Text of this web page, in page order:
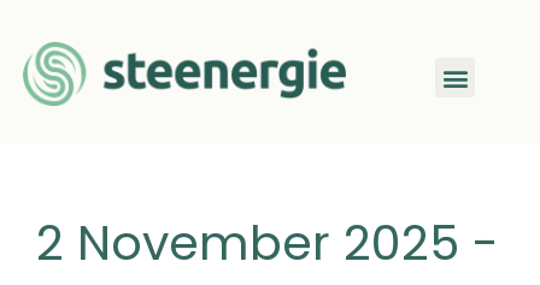
2 November 2025 -